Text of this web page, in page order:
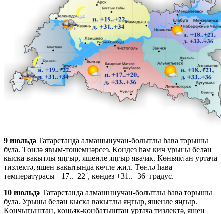
9 июльдә Татарстанда алмашынучан-болытлы һава торышы
була. Төнлә явым-төшемнәрсез. Көндез һәм кич урыны белән
кыска вакытлы яңгыр, яшенле яңгыр явачак. Көньяктан уртача
тизлектә, яшен вакытында көчле җил. Төнлә һава
температурасы +17..+22˚, көндез +31..+36˚ градус.
10 июльдә Татарстанда алмашынучан-болытлы һава торышы
була. Урыны белән кыска вакытлы яңгыр, яшенле яңгыр.
Көнчыгыштан, көньяк-көнбатыштан уртача тизлектә, яшен